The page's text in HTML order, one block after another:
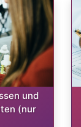
und
(nur